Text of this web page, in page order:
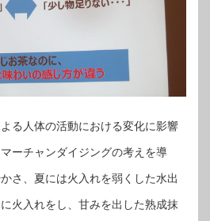
る人体の活動における変化に影響
ーチャンダイジングの考えを導
さ、夏には火入れを弱くした水出
火入れをし、甘みを出した熟成抹